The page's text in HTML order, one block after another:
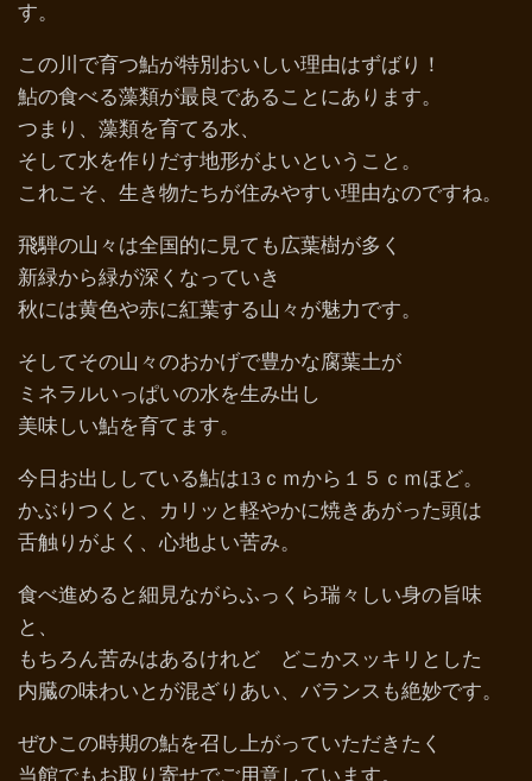
す。
この川で育つ鮎が特別おいしい理由はずばり！
鮎の食べる藻類が最良であることにあります。
つまり、藻類を育てる水、
そして水を作りだす地形がよいということ。
これこそ、生き物たちが住みやすい理由なのですね。
飛騨の山々は全国的に見ても広葉樹が多く
新緑から緑が深くなっていき
秋には黄色や赤に紅葉する山々が魅力です。
そしてその山々のおかげで豊かな腐葉土が
ミネラルいっぱいの水を生み出し
美味しい鮎を育てます。
今日お出ししている鮎は13ｃｍから１５ｃｍほど。
かぶりつくと、カリッと軽やかに焼きあがった頭は
舌触りがよく、心地よい苦み。
食べ進めると細見ながらふっくら瑞々しい身の旨味
と、
もちろん苦みはあるけれど どこかスッキリとした
内臓の味わいとが混ざりあい、バランスも絶妙です。
ぜひこの時期の鮎を召し上がっていただきたく
当館でもお取り寄せでご用意しています。